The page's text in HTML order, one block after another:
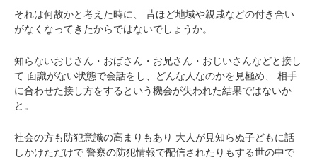
それは何故かと考えた時に、
昔ほど地域や親戚などの付き合い
がなくなってきたからではないでしょうか。
知らないおじさん・おばさん・お兄さん・おじいさんなどと接し
て 面識がない状態で会話をし、どんな人なのかを見極め、
相手
に合わせた接し方をするという機会が失われた結果ではないか
と。
社会の方も防犯意識の高まりもあり 大人が見知らぬ子どもに話
しかけただけで 警察の防犯情報で配信されたりもする世の中で